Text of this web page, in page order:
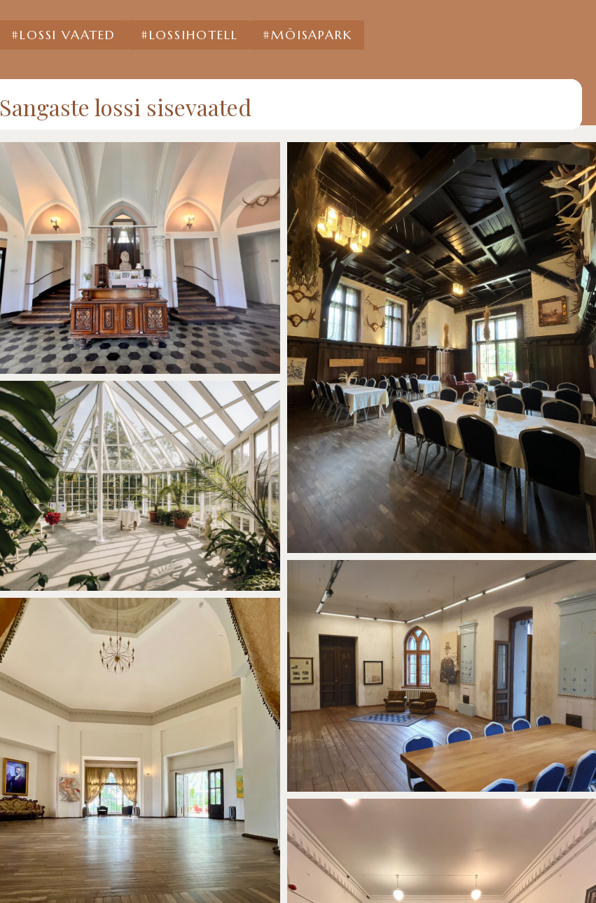
#LOSSI VAATED #LOSSIHOTELL #MÕISAPARK
Sangaste lossi sisevaated
Sangaste lossi sisevaated